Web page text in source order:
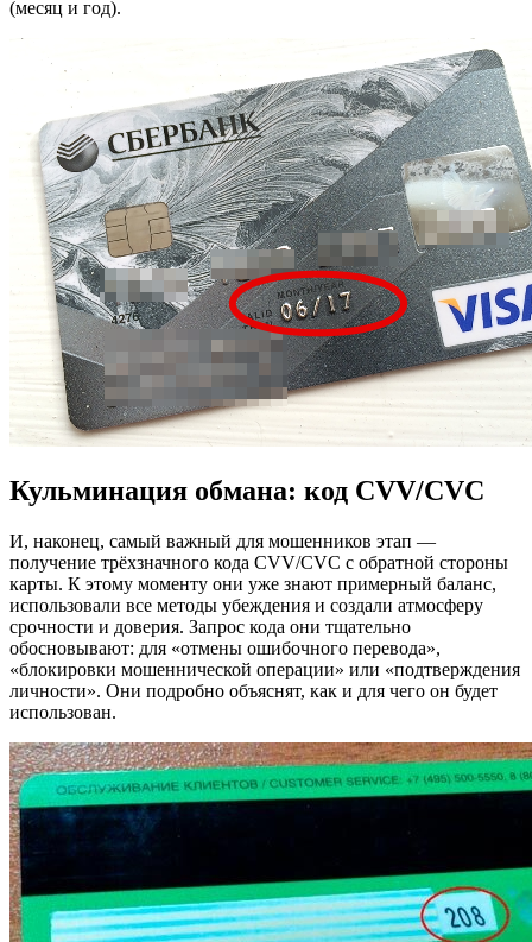
(месяц и год).
Кульминация обмана: код CVV/CVC
И, наконец, самый важный для мошенников этап —
получение трёхзначного кода CVV/CVC с обратной стороны
карты. К этому моменту они уже знают примерный баланс,
использовали все методы убеждения и создали атмосферу
срочности и доверия. Запрос кода они тщательно
обосновывают: для «отмены ошибочного перевода»,
«блокировки мошеннической операции» или «подтверждения
личности». Они подробно объяснят, как и для чего он будет
использован.